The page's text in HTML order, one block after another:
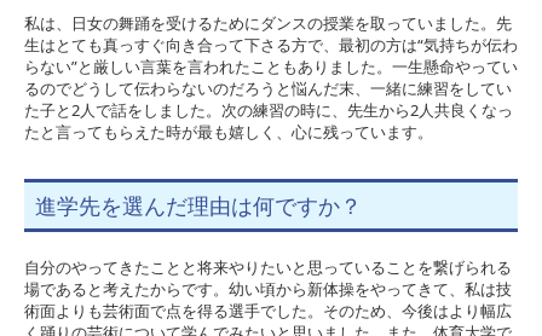
私は、日女の舞踊を受けるためにダンスの授業を取っていました。先
生はとても真っすぐ向き合って下さる方で、最初の方は“気持ちが伝わ
らない”と厳しい言葉を言われたこともありました。一生懸命やってい
るのでどうして伝わらないのだろうと悩んだ末、一緒に練習をしてい
た子と2人で話をしました。次の練習の時に、先生から2人共良くなっ
たと言ってもらえた時が最も嬉しく、心に残っています。
進学先を選んだ理由は何ですか？
自分のやってきたことと将来やりたいと思っていることを繋げられる
場であると考えたからです。幼い頃から新体操をやってきて、私は技
術面よりも芸術面で点を得る選手でした。そのため、今後はより幅広